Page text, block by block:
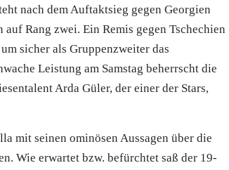
nach dem Auftaktsieg gegen Georgien
Rang zwei. Ein Remis gegen Tschechien
sicher als Gruppenzweiter das
Leistung am Samstag beherrscht die
Arda Güler, der einer der Stars,
mit seinen ominösen Aussagen über die
Wie erwartet bzw. befürchtet saß der 19-